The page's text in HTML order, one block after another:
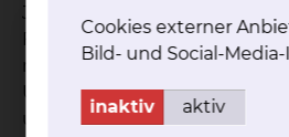
Je näher der Geburtstermin
Fragen beschäftigen die
nun um die Geburt selbst
Unterbringung und Versorgung geht.
unsere Geburtsklinik und das
Cookies externer
Bild- und Social-
inaktiv aktiv